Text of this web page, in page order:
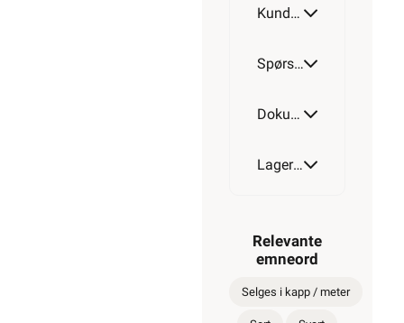
Kundeomtale
Spørsmål og svar
Dokumentasjon
Lagerstatus
Relevante
emneord
Selges i kapp / meter